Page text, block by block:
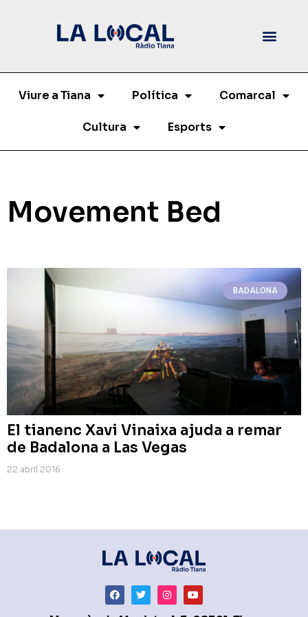
Viure a Tiana Política Comarcal
Cultura Esports
Movement Bed
BADALONA
El tianenc Xavi Vinaixa ajuda a remar
de Badalona a Las Vegas
22 abril 2016